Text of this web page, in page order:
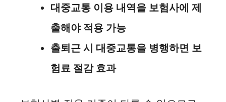
대중교통 이용 내역을 보험사에 제
출해야 적용 가능
출퇴근 시 대중교통을 병행하면 보
험료 절감 효과